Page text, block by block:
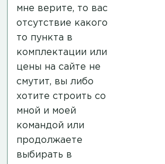
мне верите, то вас
отсутствие какого
то пункта в
комплектации или
цены на сайте не
смутит, вы либо
хотите строить со
мной и моей
командой или
продолжаете
выбирать в